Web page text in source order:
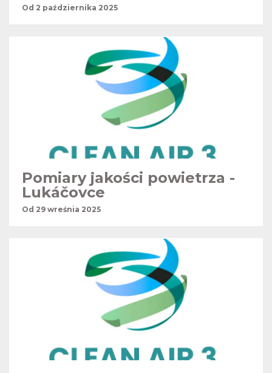
Od 2 października 2025
Pomiary jakości powietrza -
Lukáčovce
Od 29 wreśnia 2025